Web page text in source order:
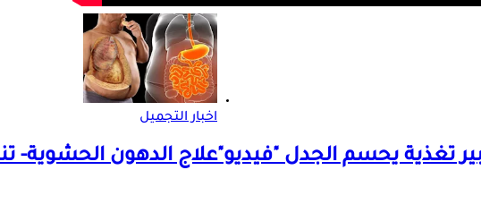
تغذية يحسم الجدل "فيديو"
اخبار التجميل
علاج الدهون الحشوية-